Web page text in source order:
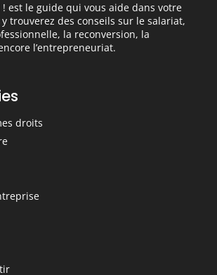
est le guide qui vous aide dans votre
trouverez des conseils sur le salariat,
la reconversion, la
l’entrepreneuriat.
droits